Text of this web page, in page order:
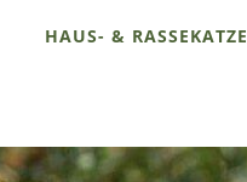
HAUS- & RASSEKATZE